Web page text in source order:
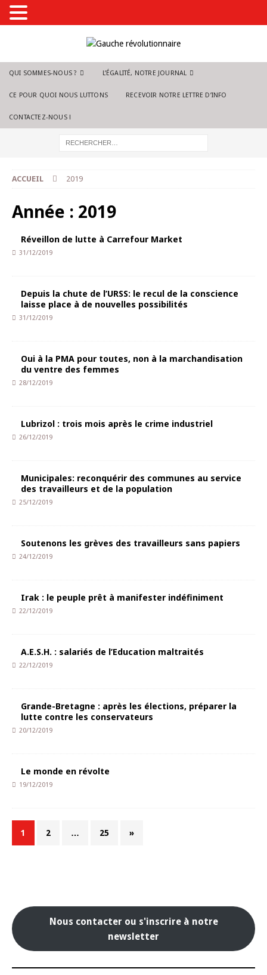
QUI SOMMES-NOUS ? L’ÉGALITÉ, NOTRE JOURNAL
CE POUR QUOI NOUS LUTTONS RECEVOIR NOTRE LETTRE D’INFO
CONTACTEZ-NOUS !
ACCUEIL 2019
Année : 2019
Réveillon de lutte à Carrefour Market
31/12/2019
Depuis la chute de l’URSS: le recul de la conscience
laisse place à de nouvelles possibilités
31/12/2019
Oui à la PMA pour toutes, non à la marchandisation
du ventre des femmes
28/12/2019
Lubrizol : trois mois après le crime industriel
26/12/2019
Municipales: reconquérir des communes au service
des travailleurs et de la population
25/12/2019
Soutenons les grèves des travailleurs sans papiers
24/12/2019
Irak : le peuple prêt à manifester indéfiniment
22/12/2019
A.E.S.H. : salariés de l’Education maltraités
22/12/2019
Grande-Bretagne : après les élections, préparer la
lutte contre les conservateurs
20/12/2019
Le monde en révolte
19/12/2019
1 2 … 25 »
Nous contacter ou s'inscrire à notre
newsletter